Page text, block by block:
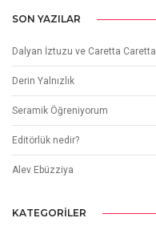
SON YAZILAR
Dalyan İztuzu ve Caretta Caretta
Derin Yalnızlık
Seramik Öğreniyorum
Editörlük nedir?
Alev Ebüzziya
KATEGORILER